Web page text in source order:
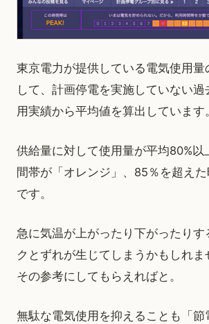
東京電力が提供している電気使用量
して、計画停電を実施していない
用実績から平均値を算出しています。
供給量に対して使用量が平均80%以
間帯が「オレンジ」、85％を超えた
です。
急に気温が上がったり下がったりす
クとずれが生じてしまうかもしれま
その参考にしてもらえればと。
無駄な電気使用を抑えることも「節